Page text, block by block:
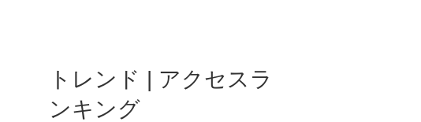
トレンド | アクセスラ
ンキング